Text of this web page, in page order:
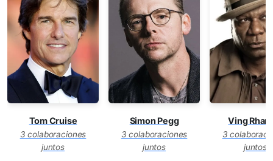
Tom Cruise
3 colaboraciones
juntos
Simon Pegg
3 colaboraciones
juntos
Ving
3
juntos